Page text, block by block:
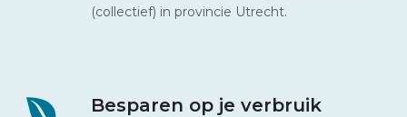
(collectief) in provincie Utrecht.
Besparen op je verbruik